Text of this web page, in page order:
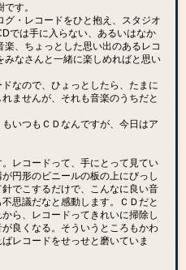
す。
グ・レコードをひと抱え、スタジオ
では手に入らない、あるいはなか
楽、ちょっとした思い出のあるレコ
みなさんと一緒に楽しめればと思い
なので、ひょっとしたら、たまに
ませんが、それも音楽のうちだと
いつもＣＤなんですが、今日はア
レコードって、手にとって見てい
円形のビニールの板の上にびっし
でこするだけで、こんなに良い音
思議だなと感動します。ＣＤだと
ら、レコードってきれいに掃除し
良くなる。そういうところもかわ
レコードをせっせと磨いていま